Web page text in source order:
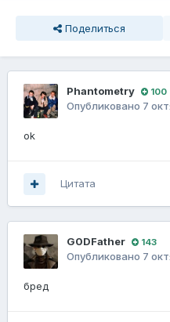
Поделиться
Phantometry 100
Опубликовано 7
ok
Цитата
G0DFathеr 143
Опубликовано 7
бред